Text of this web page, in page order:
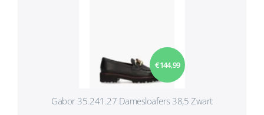
€ 144,99
Gabor 35.241.27 Damesloafers 38,5 Zwart